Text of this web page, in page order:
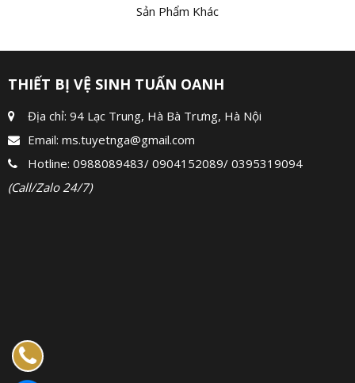
Sản Phẩm Khác
THIẾT BỊ VỆ SINH TUẤN OANH
Địa chỉ: 94 Lạc Trung, Hà Bà Trưng, Hà Nội
Email: ms.tuyetnga@gmail.com
Hotline: 0988089483/ 0904152089/ 0395319094
(Call/Zalo 24/7)